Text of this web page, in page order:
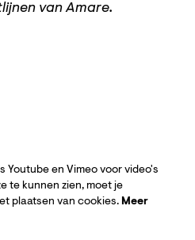
van Amare.
Youtube en Vimeo voor video's
te kunnen zien, moet je
plaatsen van cookies. Meer